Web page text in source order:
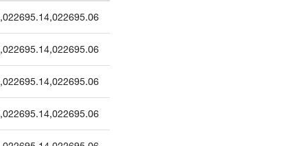
,022695.14,022695.06
,022695.14,022695.06
,022695.14,022695.06
,022695.14,022695.06